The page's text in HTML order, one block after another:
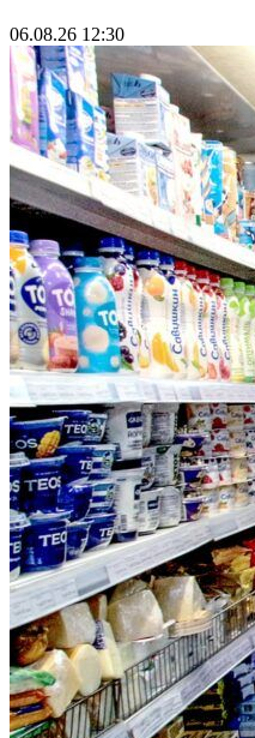
06.08.26 12:30